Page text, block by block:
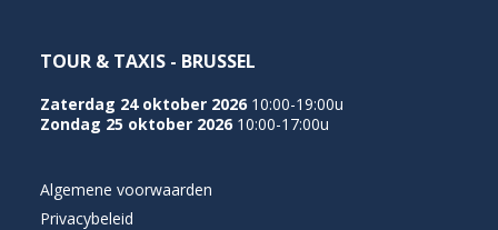
TOUR & TAXIS - BRUSSEL
Zaterdag 24 oktober 2026 10:00-19:00u
Zondag 25 oktober 2026 10:00-17:00u
Algemene voorwaarden
Privacybeleid